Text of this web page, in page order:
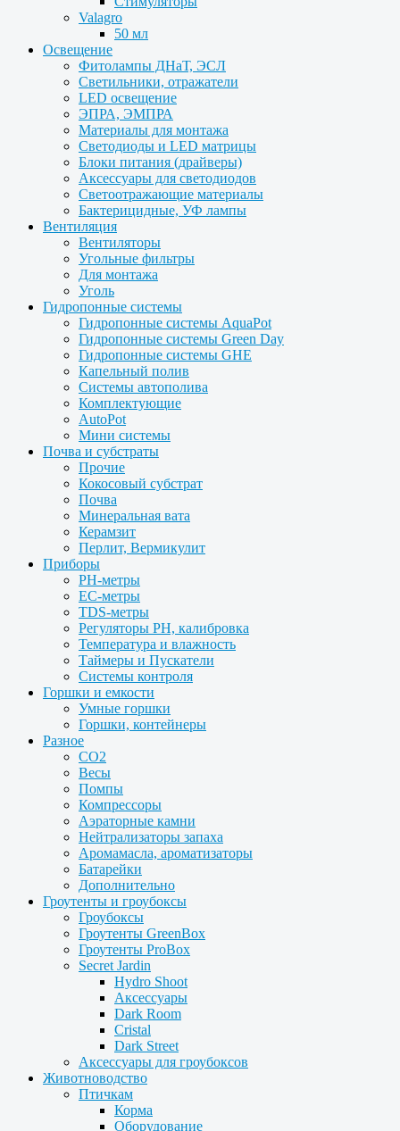
Valagro
50 мл
Освещение
Фитолампы ДНаТ, ЭСЛ
Светильники, отражатели
LED освещение
ЭПРА, ЭМПРА
Материалы для монтажа
Светодиоды и LED матрицы
Блоки питания (драйверы)
Аксессуары для светодиодов
Светоотражающие материалы
Бактерицидные, УФ лампы
Вентиляция
Вентиляторы
Угольные фильтры
Для монтажа
Уголь
Гидропонные системы
Гидропонные системы AquaPot
Гидропонные системы Green Day
Гидропонные системы GHE
Капельный полив
Системы автополива
Комплектующие
AutoPot
Мини системы
Почва и субстраты
Прочие
Кокосовый субстрат
Почва
Минеральная вата
Керамзит
Перлит, Вермикулит
Приборы
PH-метры
EC-метры
TDS-метры
Регуляторы PH, калибровка
Температура и влажность
Таймеры и Пускатели
Системы контроля
Горшки и емкости
Умные горшки
Горшки, контейнеры
Разное
CO2
Весы
Помпы
Компрессоры
Аэраторные камни
Нейтрализаторы запаха
Аромамасла, ароматизаторы
Батарейки
Дополнительно
Гроутенты и гроубоксы
Гроубоксы
Гроутенты GreenBox
Гроутенты ProBox
Secret Jardin
Hydro Shoot
Аксессуары
Dark Room
Cristal
Dark Street
Аксессуары для гроубоксов
Животноводство
Птичкам
Корма
Оборудование